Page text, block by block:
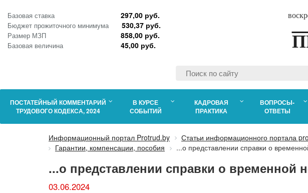
Базовая ставка 297,00 руб.
Бюджет прожиточного минимума 530,37 руб.
Размер МЗП 858,00 руб.
Базовая величина 45,00 руб.
ПОСТАТЕЙНЫЙ КОММЕНТАРИЙ
ТРУДОВОГО КОДЕКСА, 2024
В КУРСЕ
СОБЫТИЙ
КАДРОВАЯ
ПРАКТИКА
ВОПРОСЫ-
ОТВЕТЫ
Информационный портал Protrud.by Статьи информационного портала
Гарантии, компенсации, пособия
...о представлении справки о
...о представлении справки о временной
03.06.2024